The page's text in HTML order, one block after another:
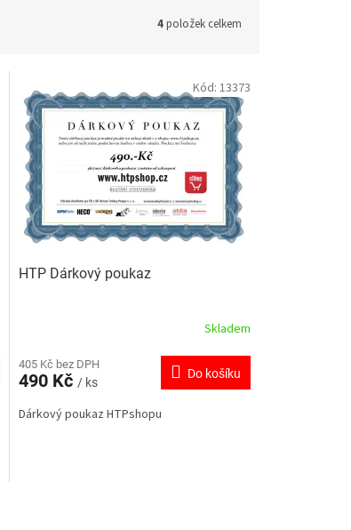
4položek celkem
HTP Dárkový poukaz
Skladem
405 Kč bez DPH
490 Kč / ks
Do košíku
Dárkový poukaz HTPshopu
Kód: 13373